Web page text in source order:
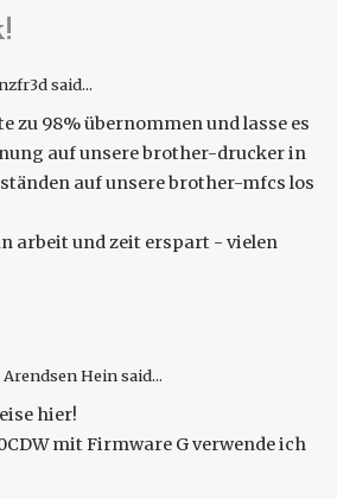
said...
zu 98% übernommen und lasse es
auf unsere brother-drucker in
auf unsere brother-mfcs los
arbeit und zeit erspart - vielen
Hein said...
hier!
mit Firmware G verwende ich